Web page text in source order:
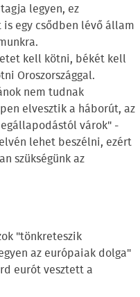
legyen, ez
egy csődben lévő állam
kell kötni, békét kell
Oroszországgal.
nem tudnak
elvesztik a háborút, az
várok" -
lehet beszélni, ezért
szükségünk az
"tönkreteszik
az európaiak dolga"
eurót vesztett a